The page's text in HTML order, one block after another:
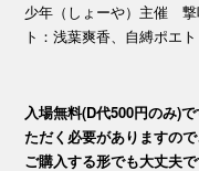
少年（しょーや）主催
ト：浅葉爽香、自縛ポエ
入場無料(D代500円のみ)
ただく必要がありますの
ご購入する形でも大丈夫